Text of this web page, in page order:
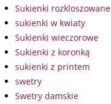
Sukienki rozkloszowane
sukienki w kwiaty
Sukienki wieczorowe
Sukienki z koronką
sukienki z printem
swetry
Swetry damskie